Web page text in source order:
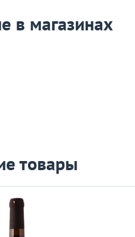
в магазинах
товары